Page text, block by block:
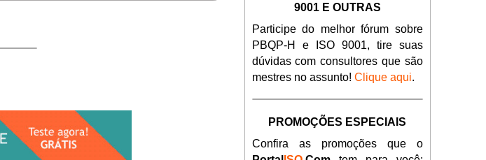
9001 E OUTRAS
Participe do melhor fórum sobre
PBQP-H e ISO 9001, tire suas
dúvidas com consultores que são
mestres no assunto! Clique aqui.
PROMOÇÕES ESPECIAIS
Confira as promoções que o